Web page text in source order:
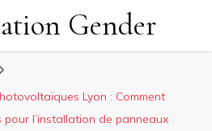
Gender
Lyon : Comment
l’installation de panneaux